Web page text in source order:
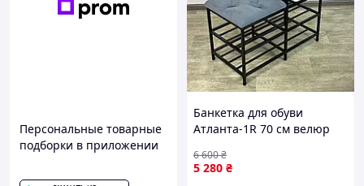
Персональные товарные
подборки в приложении
Банкетка для обуви
Атланта-1R 70 см велюр
AllInOne -market-without-
queues-
5 280 ₴
6 600₴